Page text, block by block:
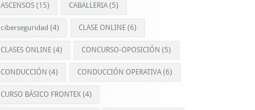
ASCENSOS(15) CABALLERIA (5)
ciberseguridad (4) CLASE ONLINE (6)
CLASES ONLINE(4) CONCURSO-OPOSICIÓN (5)
CONDUCCIÓN (4) CONDUCCIÓN OPERATIVA (6)
CURSO BÁSICO FRONTEX(4)